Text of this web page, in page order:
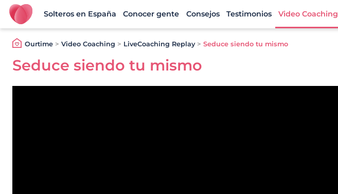
Ourtime España
Solteros en España Conocer gente Consejos Testimonios Video Coaching
Ourtime> Video Coaching > LiveCoaching Replay > Seduce siendo tu mismo
Seduce siendo tu mismo